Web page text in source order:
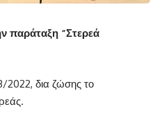
παράταξη “Στερεά
2022, δια ζώσης το